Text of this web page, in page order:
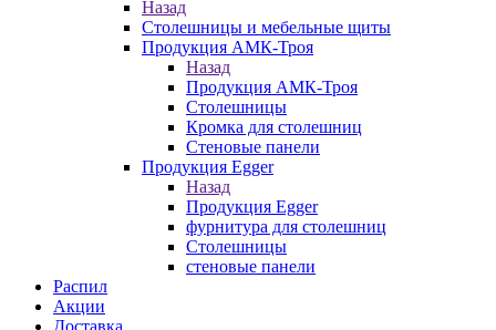
Назад
Столешницы и мебельные щиты
Продукция АМК-Троя
Назад
Продукция АМК-Троя
Столешницы
Кромка для столешниц
Стеновые панели
Продукция Egger
Назад
Продукция Egger
фурнитура для столешниц
Столешницы
стеновые панели
Распил
Акции
Доставка